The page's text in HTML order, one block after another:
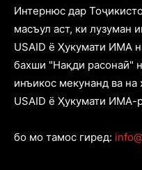
Интернюс дар
масъул аст, ки лузуман
USAID ё Ҳукумати ИМА
бахши "Нақди расонаӣ"
инъикос мекунанд ва
USAID ё Ҳукумати ИМА-
бо мо тамос гиред: